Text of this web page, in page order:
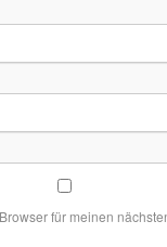
für meinen